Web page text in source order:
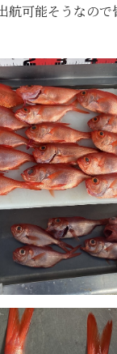
航可能そうなの